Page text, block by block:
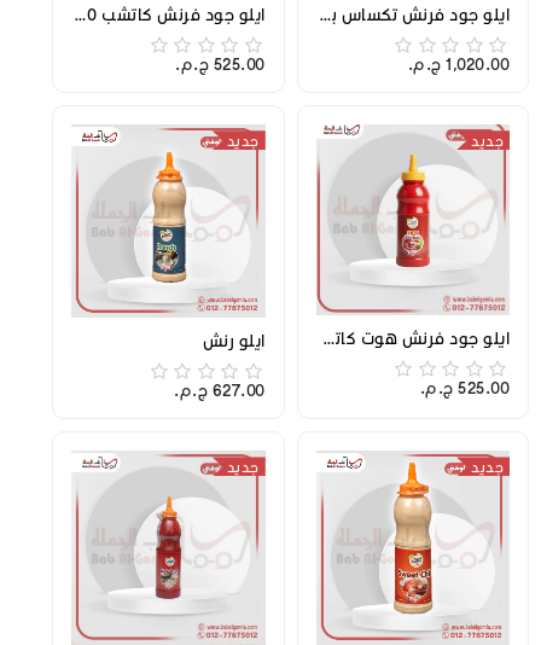
ايلو جود فرنش تكساس برجر200 جرام . كرتونه
1,020.00 ج.م.‏
ايلو جود فرنش كاتشب 200 جرام
525.00 ج.م.‏
جديد
ايلو جود فرنش هوت كاتشب 200 جرام
525.00 ج.م.‏
جديد
ايلو رنش
627.00 ج.م.‏
جديد جديد